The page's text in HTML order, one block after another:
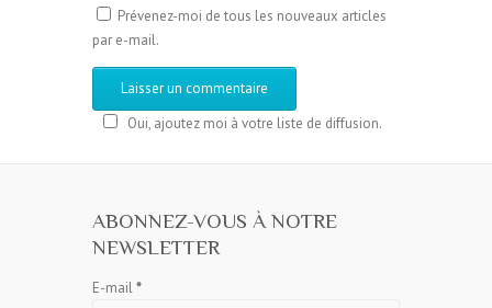
Prévenez-moi de tous les nouveaux articles
par e-mail.
Oui, ajoutez moi à votre liste de diffusion.
ABONNEZ-VOUS À NOTRE
NEWSLETTER
E-mail*